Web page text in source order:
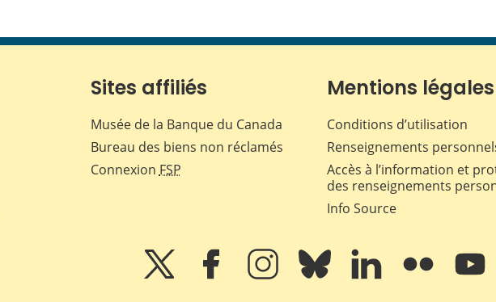
Sites affiliés
Musée de la Banque du Canada
Bureau des biens non réclamés
ConnexionFSP
Mentions légales
Conditions d’utilisation
Renseignements
Accès à l’information et
des renseignements
Info Source